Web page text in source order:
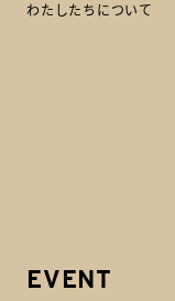
わたしたちについて
EVENT